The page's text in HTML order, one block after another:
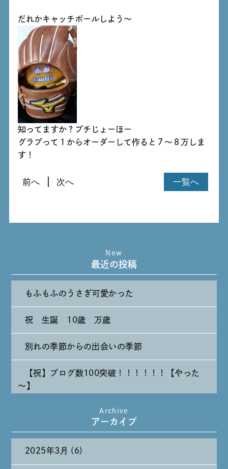
だれかキャッチボールしよう～
知ってますか？プチじょーほー
グラブって１からオーダーして作ると７～８万しま
す！
一覧へ
前へ 次へ
New
最近の投稿
もふもふのうさぎ可愛かった
祝 生誕 10歳 万歳
別れの季節からの出会いの季節
【祝】ブログ数100突破！！！！！！【やった
～】
たまには純喫茶なんて～～～
Archive
アーカイブ
2025年3月 (6)